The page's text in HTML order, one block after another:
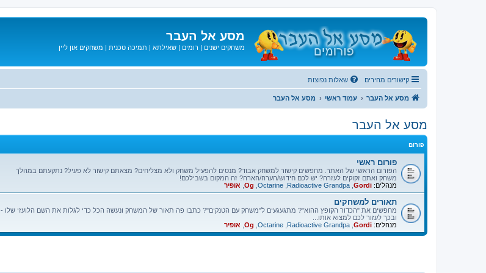
מסע אל העבר
משחקים ישנים | רומים | שאילתא | תמיכה טכנית | משחקים און ליין
קישורים מהירים שאלות נפוצות
מסע אל העבר עמוד ראשי מסע אל העבר
מסע אל העבר
פורום
פורום ראשי
הפורום הראשי של האתר. מחפשים קישור למשחק אבוד? מנסים להפעיל משחק ולא מצליחים? מצאתם קישור לא פעיל? נתקעתם במהלך
משחק ואתם זקוקים לעזרה? יש לכם חידוש/הערה/הארה? זה המקום בשבילכם!
מנהלים: Gordi
Radioactive Grandpa
Octarine
Og אופיר
תאורים למשחקים
מחפשים את "הכדור הקופץ ההוא"? מתגעגעים ל"משחק עם הטנקים"? כתבו פה תאור של המשחק ונעשה הכל כדי לגלות את השם הלועזי שלו -
ובכך לעזור לכם למצוא אותו...
מנהלים: Gordi
Radioactive Grandpa
Octarine
Og אופיר